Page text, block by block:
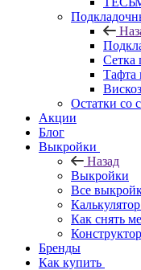
Сетка
Тафта
Остатки со
Акции
Блог
Выкройки
Назад
Выкройки
Все
Как снять
Бренды
Как купить